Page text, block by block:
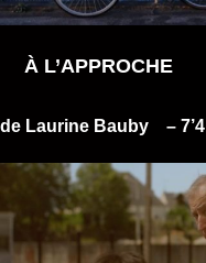
À L’APPROCHE
de Laurine Bauby – 7’4